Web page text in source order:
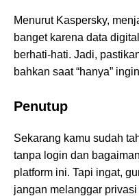
Menurut Kaspersky,
banget karena data
berhati-hati. Jadi,
bahkan saat “hanya”
Penutup
Sekarang kamu sudah
tanpa login dan
platform ini. Tapi ingat,
jangan melanggar